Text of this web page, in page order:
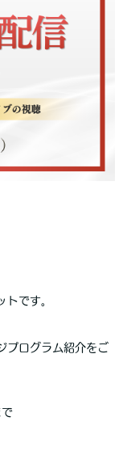
トです。
プログラム紹介をご